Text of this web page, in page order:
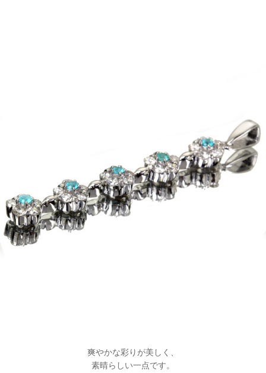
爽やかな彩りが美しく、
素晴らしい一点です。